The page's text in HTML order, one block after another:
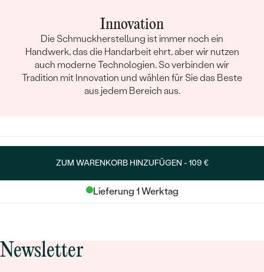
Innovation
Die Schmuckherstellung ist immer noch ein
Handwerk, das die Handarbeit ehrt, aber wir nutzen
auch moderne Technologien. So verbinden wir
Tradition mit Innovation und wählen für Sie das Beste
aus jedem Bereich aus.
ZUM WARENKORB HINZUFÜGEN -109 €
Lieferung 1 Werktag
Newsletter